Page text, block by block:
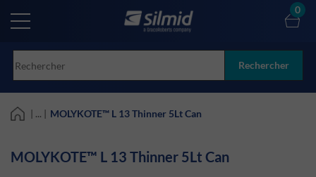
main
Rechercher
0
| ... | MOLYKOTE™ L 13 Thinner 5Lt Can
MOLYKOTE™ L 13 Thinner 5Lt Can